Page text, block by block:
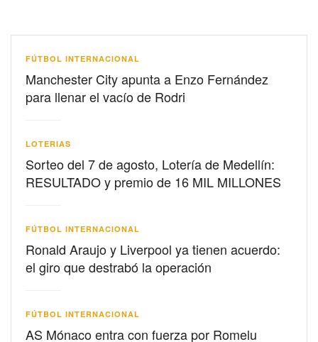
FÚTBOL INTERNACIONAL
Manchester City apunta a Enzo Fernández
para llenar el vacío de Rodri
LOTERIAS
Sorteo del 7 de agosto, Lotería de Medellín:
RESULTADO y premio de 16 MIL MILLONES
FÚTBOL INTERNACIONAL
Ronald Araujo y Liverpool ya tienen acuerdo:
el giro que destrabó la operación
FÚTBOL INTERNACIONAL
AS Mónaco entra con fuerza por Romelu